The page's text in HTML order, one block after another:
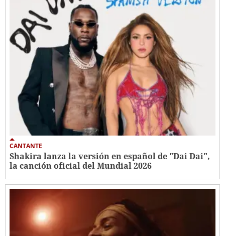
CANTANTE
Shakira lanza la versión en español de "Dai Dai",
la canción oficial del Mundial 2026